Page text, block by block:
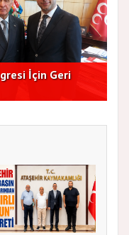
İçin Geri